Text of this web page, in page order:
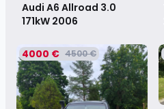
Audi A6 Allroad 3.0
171kW 2006
4000 € 4500 €